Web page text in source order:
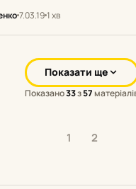
7.03.191 хв
Показати ще
Показано33з57
1 2